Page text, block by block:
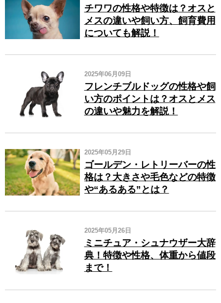
チワワの性格や特徴は？オスと
メスの違いや飼い方、飼育費用
についても解説！
2025年06月09日
フレンチブルドッグの性格や飼
い方のポイントは？オスとメス
の違いや魅力を解説！
2025年05月29日
ゴールデン・レトリーバーの性
格は？大きさや毛色などの特徴
や“あるある”とは？
2025年05月26日
ミニチュア・シュナウザー大辞
典！特徴や性格、体重から値段
まで！